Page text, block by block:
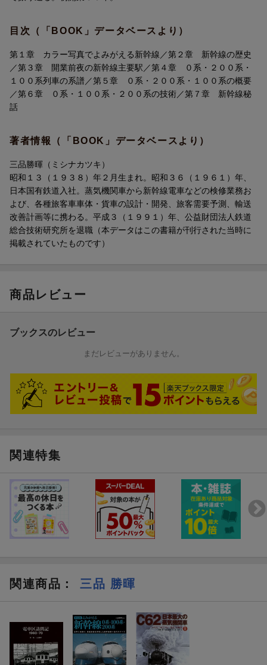
※本書は、『よみがえる新幹線 0系・100系・200系』三品勝暉著
（2014年・学研プラス）を改訂・増補・改題したものです。
【もくじ】※一部抜粋
●第1章 カラー写真でよみがえる新幹線
・東海道新幹線の工事起工
（弾丸列車計画、速度向上試験、安全対策、東海道新幹線の開
業、東北・上越新幹線の開業 ほか）
・JR移行後の発展
（山形・秋田新幹線の開業、九州新幹線の開業、北陸新幹線の延
伸 ほか）
●第3章 開業前夜の新幹線主要駅
（東海道・山陽・東北・上越、各新幹線の主要駅）
たにがわ）
●第5章 0系・200系・100系の概要
●第6章 0系・100系・200系の技術
（車体・気密構造・先頭車の形状・台車・速度制御・ブレーキ・
パンタグラフ・ATC）
・新幹線お召し列車
・海外賓客の特別列車（エリザベス女王陛下ご乗用列車 ほか）
・博多開業
・東北新幹線開業の頃
・日の目を見なかった「新幹線貨物輸送」
・安全・安定性
・新幹線を安全神話化してはならない
ほか
1．カラーでよがえる新幹線
2．新幹線の歴史
5．0系・200系・100系の概要
6．0系・100系・200系の技術
目次（「BOOK」データベースより）
第１章 カラー写真でよみがえる新幹線／第２章 新幹線の歴史
／第３章 開業前夜の新幹線主要駅／第４章 ０系・２００系・
１００系列車の系譜／第５章 ０系・２００系・１００系の概要
／第６章 ０系・１００系・２００系の技術／第７章 新幹線秘
話
著者情報（「BOOK」データベースより）
三品勝暉（ミシナカツキ）
昭和１３（１９３８）年２月生まれ。昭和３６（１９６１）年、
日本国有鉄道入社。蒸気機関車から新幹線電車などの検修業務お
よび、各種旅客車車体・貨車の設計・開発、旅客需要予測、輸送
改善計画等に携わる。平成３（１９９１）年、公益財団法人鉄道
総合技術研究所を退職（本データはこの書籍が刊行された当時に
掲載されていたものです）
商品レビュー
ブックスのレビュー
まだレビューがありません。
関連特集
関連商品 ： 三品 勝暉